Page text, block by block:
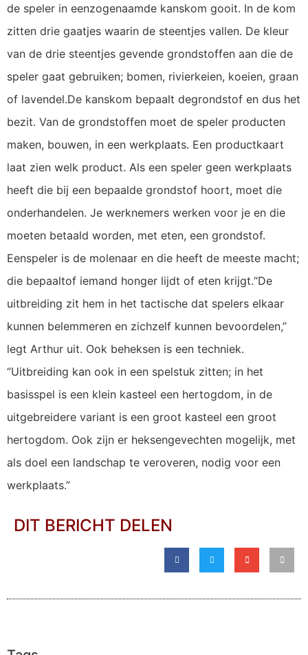
de speler in eenzogenaamde kanskom gooit. In de kom
zitten drie gaatjes waarin de steentjes vallen. De kleur
van de drie steentjes gevende grondstoffen aan die de
speler gaat gebruiken; bomen, rivierkeien, koeien, graan
of lavendel.De kanskom bepaalt degrondstof en dus het
bezit. Van de grondstoffen moet de speler producten
maken, bouwen, in een werkplaats. Een productkaart
laat zien welk product. Als een speler geen werkplaats
heeft die bij een bepaalde grondstof hoort, moet die
onderhandelen. Je werknemers werken voor je en die
moeten betaald worden, met eten, een grondstof.
Eenspeler is de molenaar en die heeft de meeste macht;
die bepaaltof iemand honger lijdt of eten krijgt.“De
uitbreiding zit hem in het tactische dat spelers elkaar
kunnen belemmeren en zichzelf kunnen bevoordelen,”
legt Arthur uit. Ook beheksen is een techniek.
“Uitbreiding kan ook in een spelstuk zitten; in het
basisspel is een klein kasteel een hertogdom, in de
uitgebreidere variant is een groot kasteel een groot
hertogdom. Ook zijn er heksengevechten mogelijk, met
als doel een landschap te veroveren, nodig voor een
werkplaats.”
DIT BERICHT DELEN